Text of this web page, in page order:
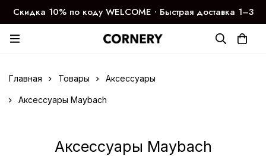
Скидка 10% по коду WELCOME ∙ Быстрая доставка 1–3
дня
Главная Товары Аксессуары
Аксессуары Maybach
Аксессуары Maybach